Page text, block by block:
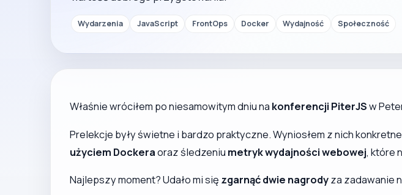
Wydarzenia JavaScript FrontOps Docker Wydajność Społeczność
Właśnie wróciłem po niesamowitym dniu na konferencji PiterJSw
Prelekcje były świetne i bardzo praktyczne. Wyniosłem z nich
użyciem Dockeraoraz śledzeniu metryk wydajności webowej, które
Najlepszy moment? Udało mi się zgarnąć dwie nagrodyza zadawanie